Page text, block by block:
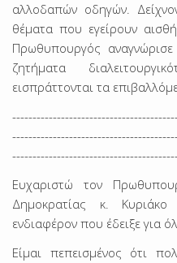
αλλοδαπών οδηγών.
θέματα που εγείρουν
Πρωθυπουργός
ζητήματα
εισπράττονται τα
Ευχαριστώ τον
Δημοκρατίας κ.
ενδιαφέρον που έδειξε για
Είμαι πεπεισμένος ότι